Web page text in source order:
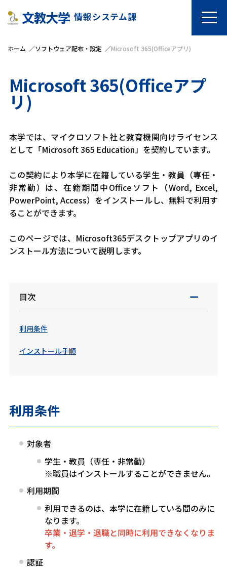
情報システム課
ホーム ソフトウェア配布・設定 Microsoft 365(Officeアプリ)
Microsoft 365(Officeアプ
リ)
本学では、マイクロソフト社と教育機関向けライセンス
として「Microsoft 365 Education」を契約しています。
この契約により本学に在籍している学生・教員（専任・
非常勤）は、在籍期間中Officeソフト（Word, Excel,
PowerPoint, Access）をインストールし、無料で利用す
ることができます。
このページでは、Microsoft365デスクトップアプリのイ
ンストール方法について説明します。
目次
利用条件
インストール手順
利用条件
対象者
学生・教員（専任・非常勤）
※職員はインストールすることができません。
利用期間
利用できるのは、本学に在籍している間のみに
なります。
卒業・退学・退職と同時に利用できなくなりま
す。
認証